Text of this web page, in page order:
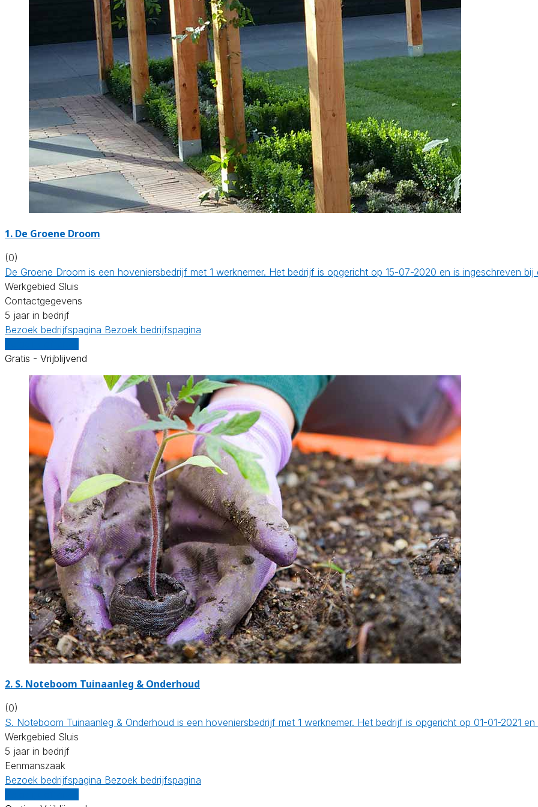
1. De Groene Droom
(0)
De Groene Droom is een hoveniersbedrijf met 1 werknemer. Het bedrijf is opgericht op 15-07-2020 en is ingeschreven
Werkgebied Sluis
Contactgegevens
5 jaar in bedrijf
Bezoek bedrijfspagina Bezoek bedrijfspagina
Gratis - Vrijblijvend
2. S. Noteboom Tuinaanleg & Onderhoud
(0)
S. Noteboom Tuinaanleg & Onderhoud is een hoveniersbedrijf met 1 werknemer. Het bedrijf is opgericht op 01-01-2021
Werkgebied Sluis
5 jaar in bedrijf
Eenmanszaak
Bezoek bedrijfspagina Bezoek bedrijfspagina